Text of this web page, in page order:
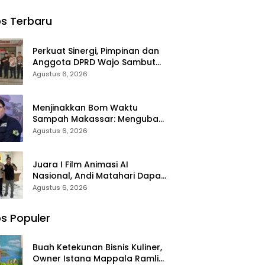
Pintu
Ultah ke-58
Ditandai Aksi
Berbagi
Rumah
atas
Evakuasi ATR
Terbaru
Perkuat Sinergi, Pimpinan dan
Anggota DPRD Wajo Sambut
Hangat Kunjungan Silaturahmi
Agustus 6, 2026
Menjinakkan Bom Waktu
Sampah Makassar: Mengubah
Kepanikan Publik Menjadi
Agustus 6, 2026
Juara I Film Animasi AI
Nasional, Andi Matahari Dapat
ki Tauwwa Apresiasi Dari
Agustus 6, 2026
Populer
Buah Ketekunan Bisnis Kuliner,
Owner Istana Mappala Ramli